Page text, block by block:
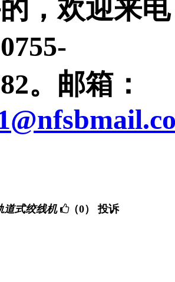
，欢迎来电
。邮箱：
道式绞线机 （0） 投诉